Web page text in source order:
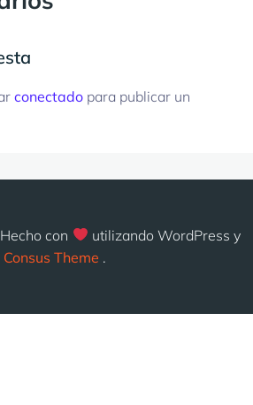
conectado para publicar un
con
utilizando WordPress y
Consus Theme .